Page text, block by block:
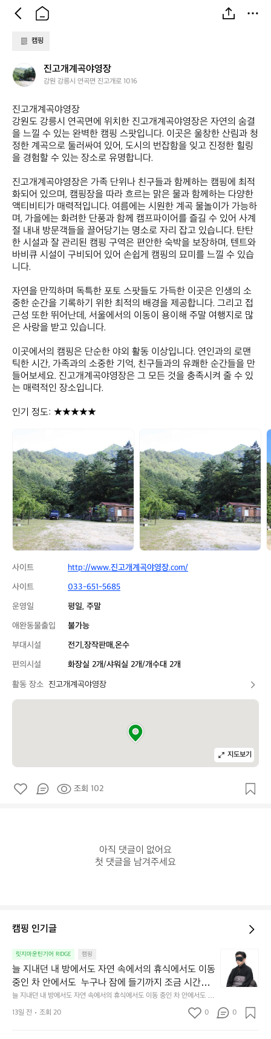
캠핑
진
고
계
곡
야
영
장
진고개계곡야영장
강원 강릉시 연곡면 진고개로 1016
진고개계곡야영장
강원도 강릉시 연곡면에 위치한 진고개계곡야영장은 자연의 숨결
을 느낄 수 있는 완벽한 캠핑 스팟입니다. 이곳은 울창한 산림과 청
정한 계곡으로 둘러싸여 있어, 도시의 번잡함을 잊고 진정한 힐링
을 경험할 수 있는 장소로 유명합니다.
진고개계곡야영장은 가족 단위나 친구들과 함께하는 캠핑에 최적
화되어 있으며, 캠핑장을 따라 흐르는 맑은 물과 함께하는 다양한
액티비티가 매력적입니다. 여름에는 시원한 계곡 물놀이가 가능하
며, 가을에는 화려한 단풍과 함께 캠프파이어를 즐길 수 있어 사계
절 내내 방문객들을 끌어당기는 명소로 자리 잡고 있습니다. 탄탄
한 시설과 잘 관리된 캠핑 구역은 편안한 숙박을 보장하며, 텐트와
바비큐 시설이 구비되어 있어 손쉽게 캠핑의 묘미를 느낄 수 있습
니다.
자연을 만끽하며 독특한 포토 스팟들도 가득한 이곳은 인생의 소
중한 순간을 기록하기 위한 최적의 배경을 제공합니다. 그리고 접
근성 또한 뛰어난데, 서울에서의 이동이 용이해 주말 여행지로 많
은 사랑을 받고 있습니다.
이곳에서의 캠핑은 단순한 야외 활동 이상입니다. 연인과의 로맨
틱한 시간, 가족과의 소중한 기억, 친구들과의 유쾌한 순간들을 만
들어보세요. 진고개계곡야영장은 그 모든 것을 충족시켜 줄 수 있
는 매력적인 장소입니다.
인기 정도: ★★★★★
고
개
계
곡
야
영
장
고
개
계
곡
야
영
장
사이트
http://www.진고개계곡야영장.com/
사이트
033-651-5685
운영일
평일, 주말
애완동물출입
불가능
부대시설
전기,장작판매,온수
편의시설
화장실 2개/샤워실 2개/개수대 2개
활동 장소 진고개계곡야영장
지도보기
조회 102
아직 댓글이 없어요
첫 댓글을 남겨주세요
캠핑 인기글
릿지마운틴기어 RIDGE 캠핑
늘 지내던 내 방에서도 자연 속에서의 휴식에서도 이동
중인 차 안에서도  누구나 잠에 들기까지 조금 시간이
걸리는 순간이 있습니다.  그럴 때는 차분하게 눈을 가
려보세요. 마치 암막 커튼을 조용히 내리듯이.  Polarte
c® Wind Pro™의 온기가 눈가를 포근히 감싸줍니다.
늘 지내던 내 방에서도 자연 속에서의 휴식에서도 이동 중인 차 안에서도  누
구나 잠에 들기까지 조금 시간이 걸리는 순간이 있습니다.  그럴 때는 차분하
게 눈을 가려보세요. 마치 암막 커튼을 조용히 내리듯이.  Polartec® Wind
내
던
방
13일 전 조회 20 0 0